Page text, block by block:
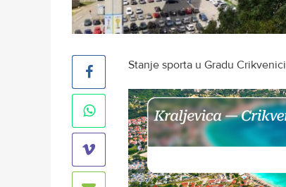
Stanje sporta u Gradu Crikvenici